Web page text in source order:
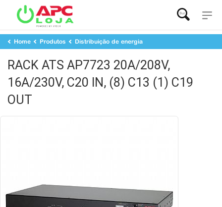
Buscar...
Home Produtos
Distribuição de energia
RACK ATS AP7723 20A/208V, 16A/230V, C20 IN, (8) C13 (1) C19 OUT
RACK ATS AP7723 20A/208V,
16A/230V, C20 IN, (8) C13 (1) C19
OUT